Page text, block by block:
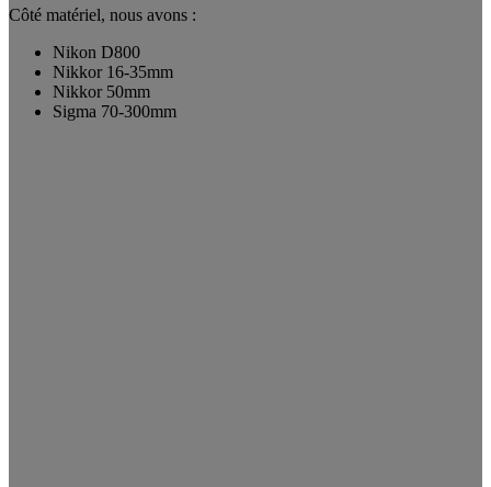
Côté matériel, nous avons :
Nikon D800
Nikkor 16-35mm
Nikkor 50mm
Sigma 70-300mm